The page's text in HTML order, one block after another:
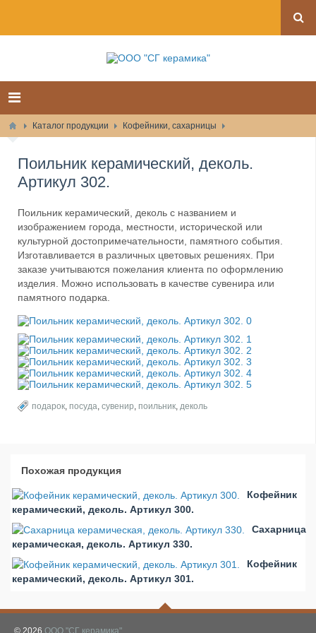
Каталог продукции Кофейники, сахарницы
Поильник керамический, деколь.
Артикул 302.
Поильник керамический, деколь с названием и
изображением города, местности, исторической или
культурной достопримечательности, памятного события.
Изготавливается в различных цветовых решениях. При
заказе учитываются пожелания клиента по оформлению
изделия. Можно использовать в качестве сувенира или
памятного подарка.
подарок, посуда, сувенир, поильник, деколь
Похожая продукция
Кофейник
керамический, деколь. Артикул 300.
Сахарница
керамическая, деколь. Артикул 330.
Кофейник
керамический, деколь. Артикул 301.
© 2026 ООО "СГ керамика"